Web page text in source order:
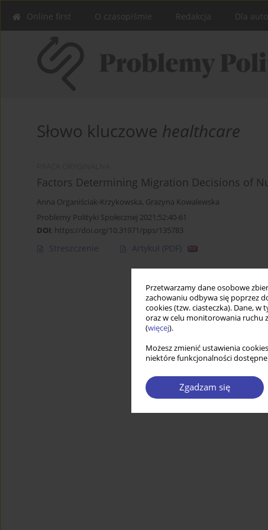
Przetwarzamy dane osobowe
zachowaniu odbywa się poprzez
cookies (tzw. ciasteczka). Dane,
oraz w celu monitorowania ruchu
(więcej).
Możesz zmienić ustawienia
niektóre funkcjonalności
Zgadzam się
Online first O czasopiśmie Redakcja Dla
Słowo kluczowe healthcare
Factors Determining Migration Decisions of
Anna Organiściak-Krzykowska, Grażyna Kowalewska
Problemy Polityki Społecznej 2021;52:40-61
DOI: https://doi.org/10.31971/pps/135783
Streszczenie Artykuł (PDF)